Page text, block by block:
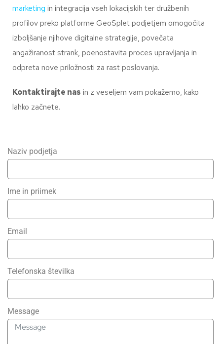
marketing in integracija vseh lokacijskih ter družbenih
profilov preko platforme GeoSplet podjetjem omogočita
izboljšanje njihove digitalne strategije, povečata
angažiranost strank, poenostavita proces upravljanja in
odpreta nove priložnosti za rast poslovanja.
Kontaktirajte nas in z veseljem vam pokažemo, kako
lahko začnete.
Naziv podjetja
Ime in priimek
Email
Telefonska številka
Message